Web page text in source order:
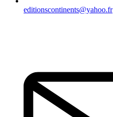
editionscontinents@yahoo.fr